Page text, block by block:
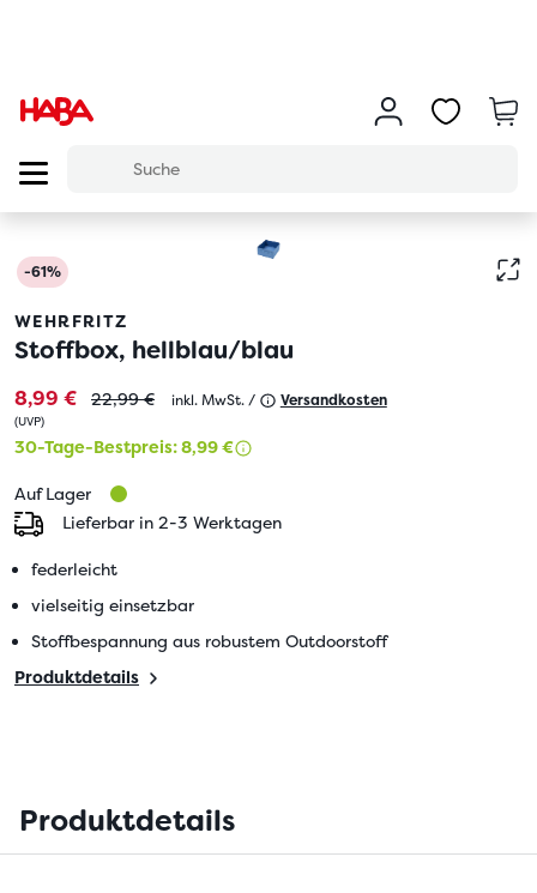
-61%
WEHRFRITZ
Stoffbox, hellblau/blau
8,99 € 22,99 € inkl. MwSt. / Versandkosten
(UVP)
30-Tage-Bestpreis: 8,99 €
Auf Lager
Lieferbar in 2-3 Werktagen
federleicht
vielseitig einsetzbar
Stoffbespannung aus robustem Outdoorstoff
Produktdetails
Produktdetails